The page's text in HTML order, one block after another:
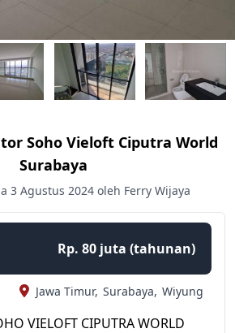
Soho Vieloft Ciputra World
Surabaya
3 Agustus 2024 oleh Ferry Wijaya
Rp. 80 juta (tahunan)
Jawa Timur, Surabaya, Wiyung
VIELOFT CIPUTRA WORLD